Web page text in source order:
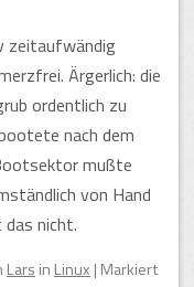
zeitaufwändig
Ärgerlich: die
ordentlich zu
nach dem
mußte
von Hand
nicht.
Lars in Linux | Markiert